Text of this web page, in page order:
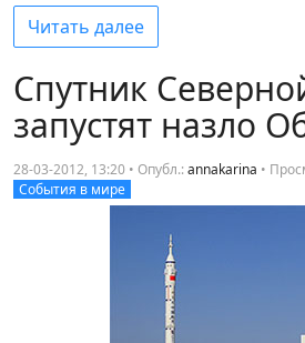
Читать далее
Спутник
запустят назло
28-03-2012, 13:20 • Опубл.:annakarina •
События в мире